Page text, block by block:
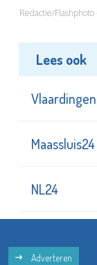
Redactie/
Lees ook
Maassluis24
NL24
Adverteren